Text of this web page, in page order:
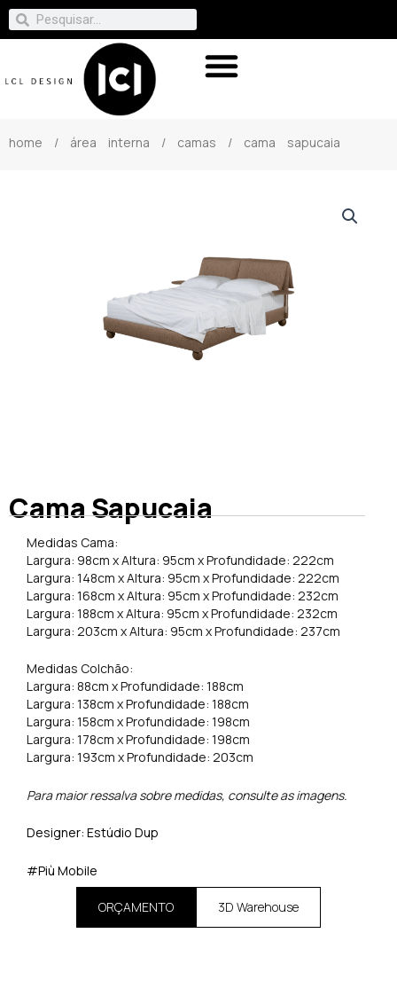
home / área interna / camas / cama sapucaia
Cama Sapucaia
Medidas Cama:
Largura: 98cm x Altura: 95cm x Profundidade: 222cm
Largura: 148cm x Altura: 95cm x Profundidade: 222cm
Largura: 168cm x Altura: 95cm x Profundidade: 232cm
Largura: 188cm x Altura: 95cm x Profundidade: 232cm
Largura: 203cm x Altura: 95cm x Profundidade: 237cm
Medidas Colchão:
Largura: 88cm x Profundidade: 188cm
Largura: 138cm x Profundidade: 188cm
Largura: 158cm x Profundidade: 198cm
Largura: 178cm x Profundidade: 198cm
Largura: 193cm x Profundidade: 203cm
Para maior ressalva sobre medidas, consulte as imagens.
Designer: Estúdio Dup
#Più Mobile
ORÇAMENTO 3D Warehouse